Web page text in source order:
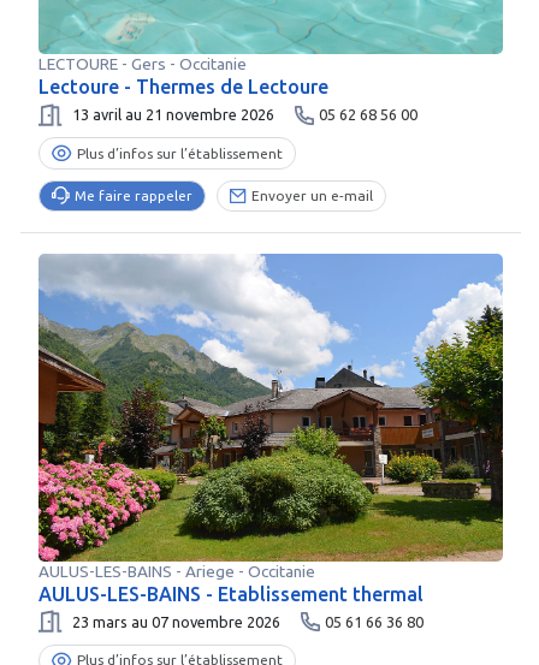
LECTOURE- Gers - Occitanie
Lectoure - Thermes de Lectoure
13 avril au 21 novembre 2026 05 62 68 56 00
Plus d’infos sur l’établissement
Me faire rappeler Envoyer un e-mail
AULUS-LES-BAINS - Ariege - Occitanie
AULUS-LES-BAINS - Etablissement thermal
23 mars au 07 novembre 2026 05 61 66 36 80
Plus d’infos sur l’établissement